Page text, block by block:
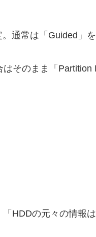
通常は「Guided」を
はそのまま「Partition
「HDDの元々の情報